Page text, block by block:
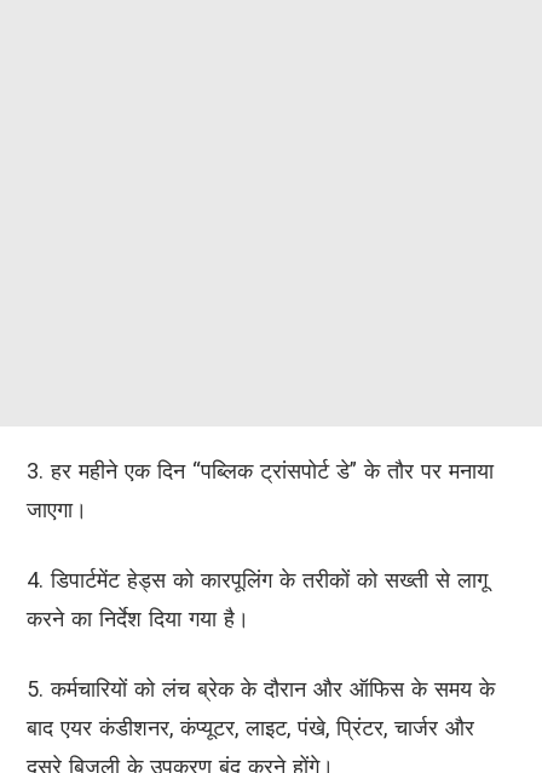
3. हर महीने एक दिन “पब्लिक ट्रांसपोर्ट डे” के तौर पर मनाया
जाएगा।
4. डिपार्टमेंट हेड्स को कारपूलिंग के तरीकों को सख्ती से लागू
करने का निर्देश दिया गया है।
5. कर्मचारियों को लंच ब्रेक के दौरान और ऑफिस के समय के
बाद एयर कंडीशनर, कंप्यूटर, लाइट, पंखे, प्रिंटर, चार्जर और
दूसरे बिजली के उपकरण बंद करने होंगे।